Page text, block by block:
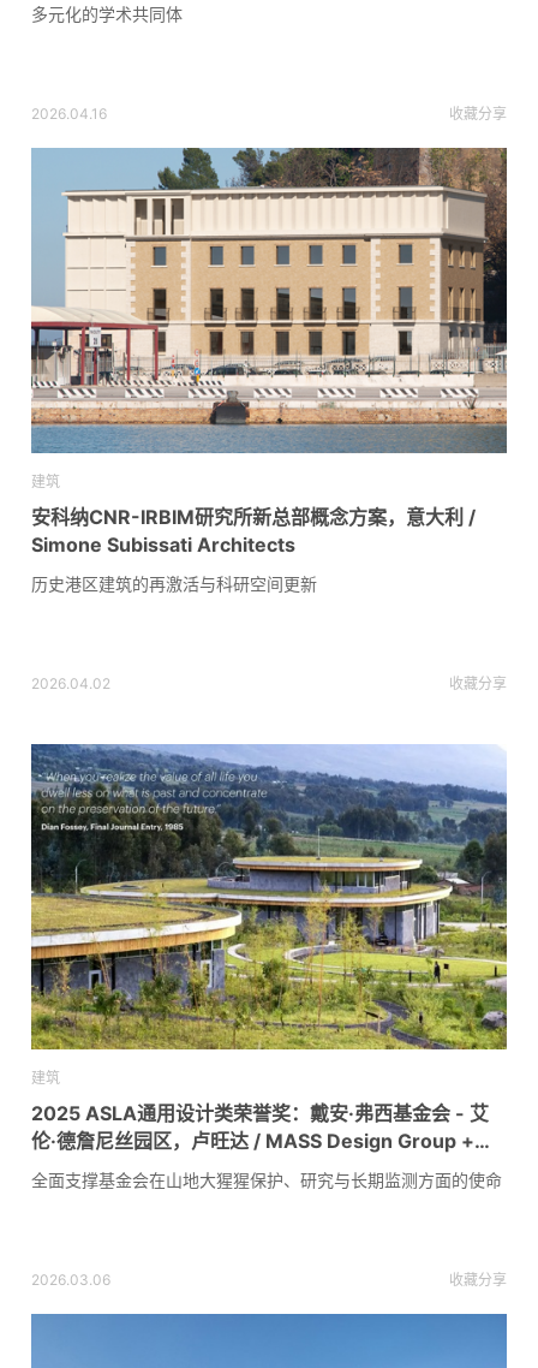
多元化的学术共同体
2026.04.16 收藏分享
建筑
安科纳CNR-IRBIM研究所新总部概念方案，意大利 /
Simone Subissati Architects
历史港区建筑的再激活与科研空间更新
2026.04.02 收藏分享
建筑
2025 ASLA通用设计类荣誉奖：戴安·弗西基金会 - 艾
伦·德詹尼丝园区，卢旺达 / MASS Design Group +
TENxTEN
全面支撑基金会在山地大猩猩保护、研究与长期监测方面的使命
2026.03.06 收藏分享